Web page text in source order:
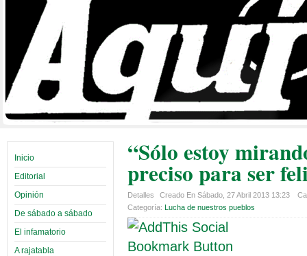
Inicio
Editorial
Opinión
De sábado a sábado
El infamatorio
A rajatabla
“Sólo estoy
preciso para ser
Detalles Creado En Sábado, 27 Abril 2013 13:23
Categoría: Lucha de nuestros pueblos